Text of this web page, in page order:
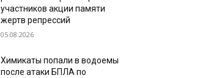
участников акции памяти
жертв репрессий
05.08.2026
Химикаты попали в водоемы
после атаки БПЛА по